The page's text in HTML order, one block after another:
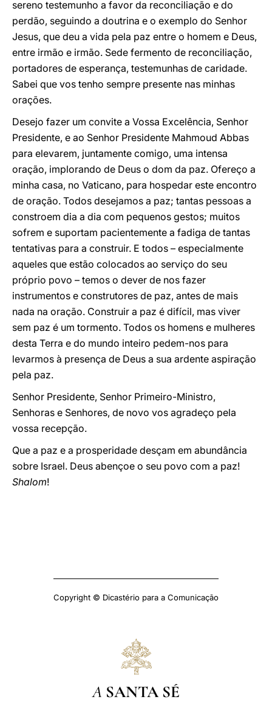
sereno testemunho a favor da reconciliação e do
perdão, seguindo a doutrina e o exemplo do Senhor
Jesus, que deu a vida pela paz entre o homem e Deus,
entre irmão e irmão. Sede fermento de reconciliação,
portadores de esperança, testemunhas de caridade.
Sabei que vos tenho sempre presente nas minhas
orações.
Desejo fazer um convite a Vossa Excelência, Senhor
Presidente, e ao Senhor Presidente Mahmoud Abbas
para elevarem, juntamente comigo, uma intensa
oração, implorando de Deus o dom da paz. Ofereço a
minha casa, no Vaticano, para hospedar este encontro
de oração. Todos desejamos a paz; tantas pessoas a
constroem dia a dia com pequenos gestos; muitos
sofrem e suportam pacientemente a fadiga de tantas
tentativas para a construir. E todos – especialmente
aqueles que estão colocados ao serviço do seu
próprio povo – temos o dever de nos fazer
instrumentos e construtores de paz, antes de mais
nada na oração. Construir a paz é difícil, mas viver
sem paz é um tormento. Todos os homens e mulheres
desta Terra e do mundo inteiro pedem-nos para
levarmos à presença de Deus a sua ardente aspiração
pela paz.
Senhor Presidente, Senhor Primeiro-Ministro,
Senhoras e Senhores, de novo vos agradeço pela
vossa recepção.
Que a paz e a prosperidade desçam em abundância
sobre Israel. Deus abençoe o seu povo com a paz!
Shalom!
Copyright © Dicastério para a Comunicação
A SANTA SÉ